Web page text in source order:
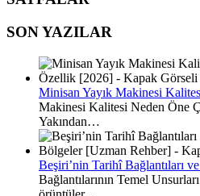
SON YAZILAR
Minisan Yayık Makinesi
Makinesi Kalitesi Neden Öne
Yakından…
Beşiri’nin Tarihî Bağlantıları
Bağlantılarının Temel